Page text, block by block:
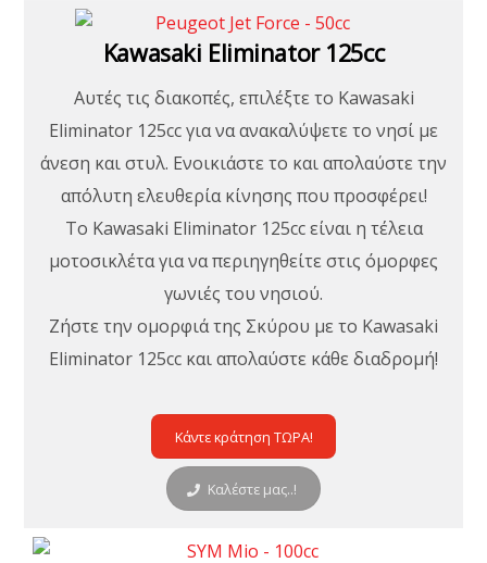
Kawasaki Eliminator 125cc
Αυτές τις διακοπές, επιλέξτε το Kawasaki
Eliminator 125cc για να ανακαλύψετε το νησί με
άνεση και στυλ. Ενοικιάστε το και απολαύστε την
απόλυτη ελευθερία κίνησης που προσφέρει!
Το Kawasaki Eliminator 125cc είναι η τέλεια
μοτοσικλέτα για να περιηγηθείτε στις όμορφες
γωνιές του νησιού.
Ζήστε την ομορφιά της Σκύρου με το Kawasaki
Eliminator 125cc και απολαύστε κάθε διαδρομή!
Κάντε κράτηση ΤΩΡΑ!
Καλέστε μας..!